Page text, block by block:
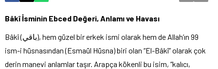
Bâkî İsminin Ebced Değeri, Anlamı ve Havası
Bâkî (باقي), hem güzel bir erkek ismi olarak hem de Allah’ın 99
ism-i hüsnasından (Esmaül Hüsna) biri olan “El-Bâkî” olarak çok
derin manevi anlamlar taşır. Arapça kökenli bu isim, “kalıcı,